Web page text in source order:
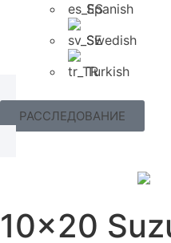
Spanish
Swedish
Turkish
РАССЛЕДОВАНИЕ
10x20